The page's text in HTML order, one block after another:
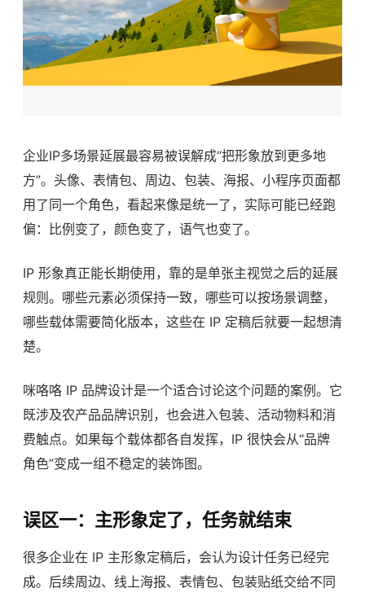
企业IP多场景延展最容易被误解成“把形象放到更多地
方”。头像、表情包、周边、包装、海报、小程序页面都
用了同一个角色，看起来像是统一了，实际可能已经跑
偏：比例变了，颜色变了，语气也变了。
IP 形象真正能长期使用，靠的是单张主视觉之后的延展
规则。哪些元素必须保持一致，哪些可以按场景调整，
哪些载体需要简化版本，这些在 IP 定稿后就要一起想清
楚。
咪咯咯 IP 品牌设计是一个适合讨论这个问题的案例。它
既涉及农产品品牌识别，也会进入包装、活动物料和消
费触点。如果每个载体都各自发挥，IP 很快会从“品牌
角色”变成一组不稳定的装饰图。
误区一：主形象定了，任务就结束
很多企业在 IP 主形象定稿后，会认为设计任务已经完
成。后续周边、线上海报、表情包、包装贴纸交给不同